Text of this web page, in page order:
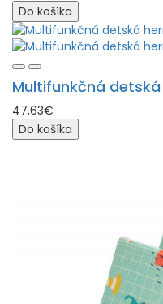
Do košíka
Multifunkčná
47,63€
Do košíka